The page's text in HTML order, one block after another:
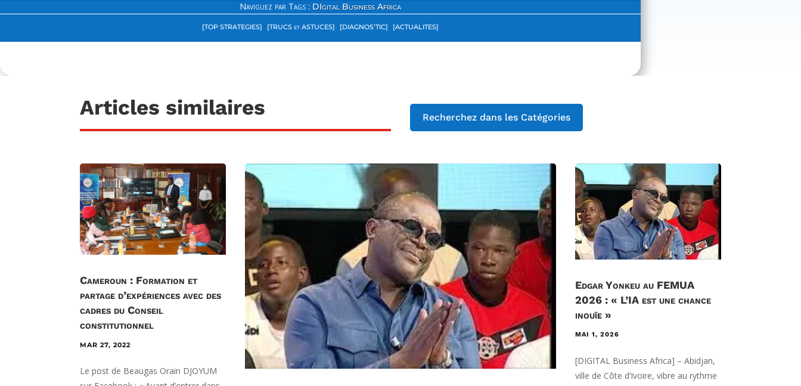
Naviguez par Tags : DIgital Business Africa
[TOP STRATEGIES] [TRUCS et ASTUCES] [DIAGNOS’TIC] [ACTUALITES]
Articles similaires Recherchez dans les Catégories
Cameroun : Formation et
partage d’expériences avec des
cadres du Conseil
constitutionnel
MAR 27, 2022
Le post de Beaugas Orain DJOYUM
Edgar Yonkeu au FEMUA
2026 : « L’IA est une chance
inouïe »
MAI 1, 2026
[DIGITAL Business Africa] – Abidjan,
ville de Côte d’Ivoire, vibre au rythme